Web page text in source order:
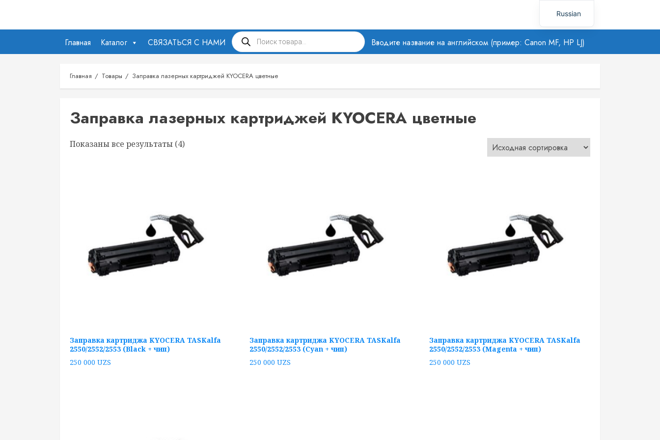
содержимому
Главная
Каталог СВЯЗАТЬСЯ С НАМИ
Поиск
товаров Вводите название на английском (пример: Canon MF, HP LJ)
Главная Товары Заправка лазерных картриджей KYOCERA цветные
Заправка лазерных картриджей KYOCERA цветные
Показаны все результаты (4)
Заправка картриджа KYOCERA TASKalfa
2550/2552/2553 (Black + чип)
250 000 UZS
Заправка картриджа KYOCERA TASKalfa
2550/2552/2553 (Cyan + чип)
250 000UZS
Заправка картриджа KYOCERA TASKalfa
2550/2552/2553 (Magenta + чип)
250 000UZS
Russian
Uzbek